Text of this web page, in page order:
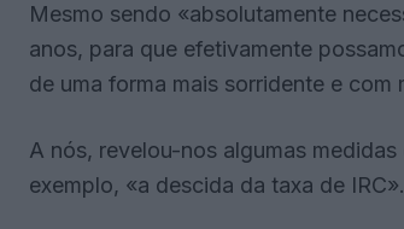
Mesmo sendo «absolutamente
anos, para que efetivamente
de uma forma mais sorridente e com
A nós, revelou-nos algumas
exemplo, «a descida da taxa de IRC».